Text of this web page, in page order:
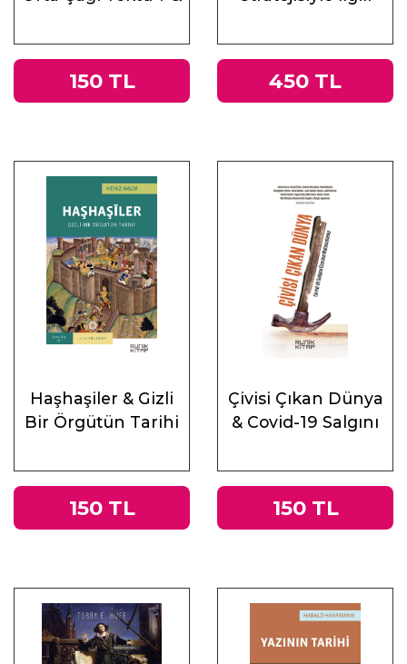
ve Doğu
150 TL 450 TL
Haşhaşiler & Gizli
Bir Örgütün Tarihi
150 TL
Çivisi Çıkan Dünya
& Covid-19 Salgını
Muhasebeler
150 TL